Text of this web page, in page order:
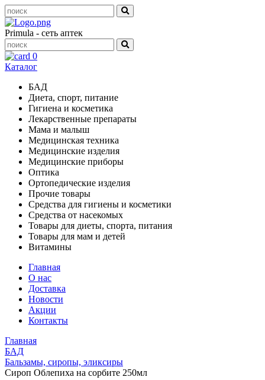
Primula - сеть аптек
0
Каталог
БАД
Диета, спорт, питание
Гигиена и косметика
Лекарственные препараты
Мама и малыш
Медицинская техника
Медицинские изделия
Медицинские приборы
Оптика
Ортопедические изделия
Прочие товары
Средства для гигиены и косметики
Средства от насекомых
Товары для диеты, спорта, питания
Товары для мам и детей
Витамины
Главная
О нас
Доставка
Новости
Акции
Контакты
Главная
БАД
Бальзамы, сиропы, эликсиры
Сироп Облепиха на сорбите 250мл